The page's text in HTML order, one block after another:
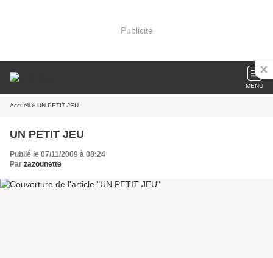
Publicité
MENU
Accueil » UN PETIT JEU
UN PETIT JEU
Publié le 07/11/2009 à 08:24
Par zazounette